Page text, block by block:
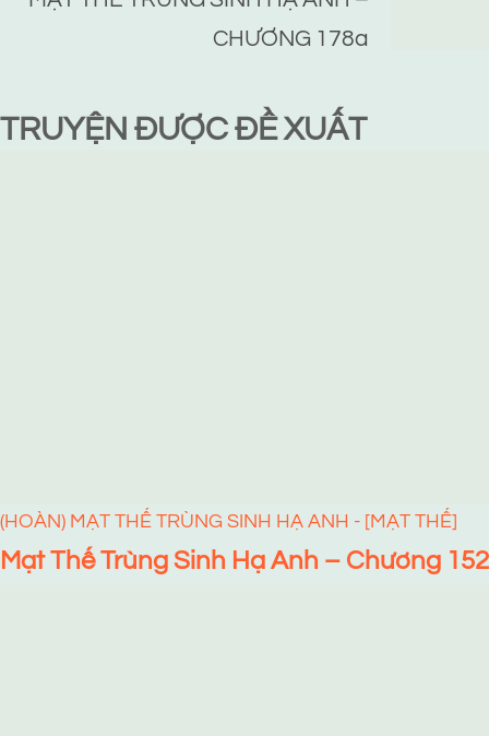
CHƯƠNG 178a
TRUYỆN ĐƯỢC ĐỀ XUẤT
(HOÀN) MẠT THẾ TRÙNG SINH HẠ ANH - [MẠT THẾ]
Mạt Thế Trùng Sinh Hạ Anh – Chương 152